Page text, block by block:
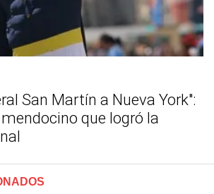
San Martín a Nueva York":
que logró la